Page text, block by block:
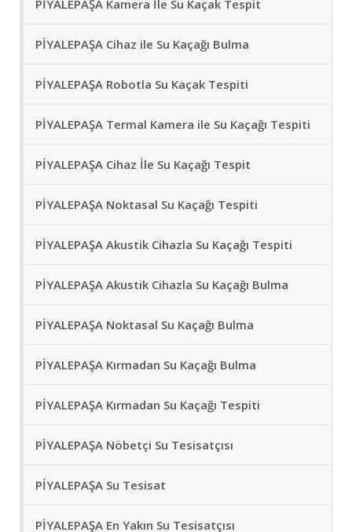
PİYALEPAŞA Kamera İle Su Kaçak Tespit
PİYALEPAŞA Cihaz ile Su Kaçağı Bulma
PİYALEPAŞA Robotla Su Kaçak Tespiti
PİYALEPAŞA Termal Kamera ile Su Kaçağı Tespiti
PİYALEPAŞA Cihaz İle Su Kaçağı Tespit
PİYALEPAŞA Noktasal Su Kaçağı Tespiti
PİYALEPAŞA Akustik Cihazla Su Kaçağı Tespiti
PİYALEPAŞA Akustik Cihazla Su Kaçağı Bulma
PİYALEPAŞA Noktasal Su Kaçağı Bulma
PİYALEPAŞA Kırmadan Su Kaçağı Bulma
PİYALEPAŞA Kırmadan Su Kaçağı Tespiti
PİYALEPAŞA Nöbetçi Su Tesisatçısı
PİYALEPAŞA Su Tesisat
PİYALEPAŞA En Yakın Su Tesisatçısı